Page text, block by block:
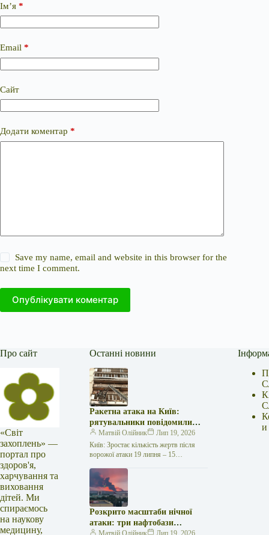
Ім’я *
Email *
Сайт
Додати коментар *
Save my name, email and website in this browser for the
next time I comment.
Опублікувати коментар
Про сайт
«Світ
захоплень» —
портал про
здоров'я,
харчування та
виховання
дітей. Ми
спираємось
на наукову
медицину,
Останні новини
Ракетна атака на Київ:
рятувальники повідомили
про 15 поранених
Матвій Олійник
Лип 19, 2026
Київ: Зростає кількість жертв після
ворожої атаки 19 липня – 15
російської агресії, що сталася у
столиці…
Розкрито масштаби нічної
атаки: три нафтобази
Матвій Олійник Лип 19, 2026
и